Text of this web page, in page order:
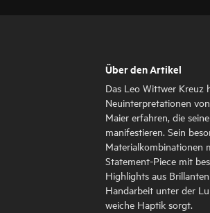
Über den Artikel
Das Leo Wittwer Kreuz
Neuinterpretationen
Maier erfahren, die
manifestieren. Sein
Materialkombinationen
Statement-Piece mit
Highlights aus
Handarbeit unter der
weiche Haptik sorgt.